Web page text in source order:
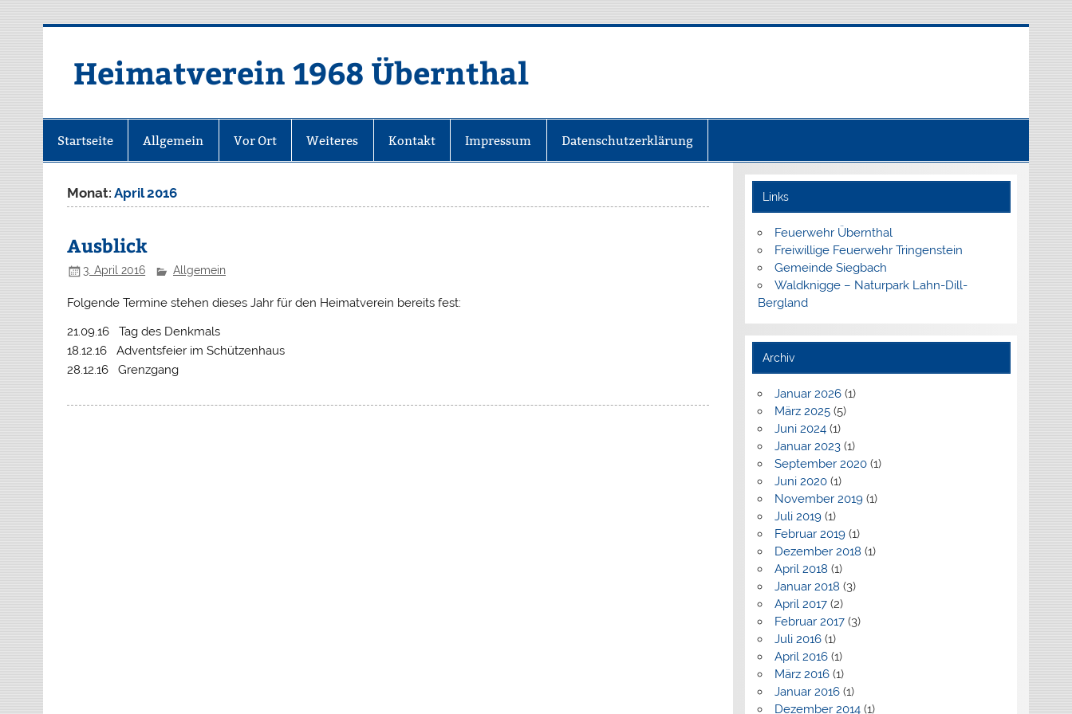
Heimatverein 1968 Übernthal
Startseite Allgemein Vor Ort Weiteres Kontakt Impressum Datenschutzerklärung
Monat:April 2016
Ausblick
3. April 2016 Allgemein
Folgende Termine stehen dieses Jahr für den Heimatverein bereits fest:
21.09.16 Tag des Denkmals
18.12.16 Adventsfeier im Schützenhaus
28.12.16 Grenzgang
Links
Feuerwehr Übernthal
Freiwillige Feuerwehr Tringenstein
Gemeinde Siegbach
Waldknigge – Naturpark Lahn-Dill-
Bergland
Archiv
Januar 2026(1)
März 2025(5)
Juni 2024(1)
Januar 2023(1)
September 2020(1)
Juni 2020(1)
November 2019(1)
Juli 2019(1)
Februar 2019(1)
Dezember 2018 (1)
April 2018 (1)
Januar 2018 (3)
April 2017(2)
Februar 2017(3)
Juli 2016(1)
April 2016(1)
März 2016(1)
Januar 2016(1)
Dezember 2014(1)